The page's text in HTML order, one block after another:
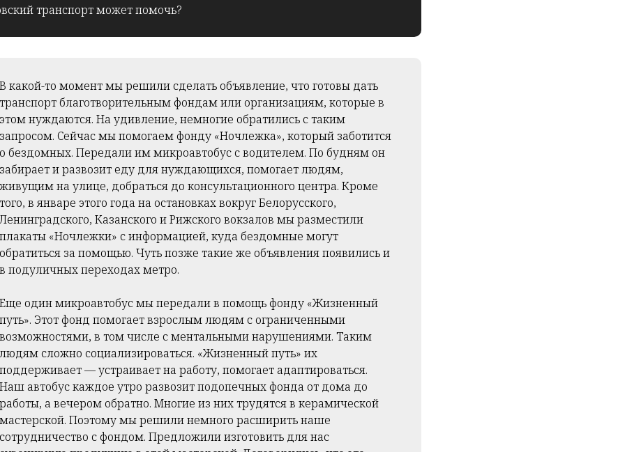
транспорт может помочь?
В какой-то момент мы решили сделать объявление, что готовы дать
транспорт благотворительным фондам или организациям, которые в
этом нуждаются. На удивление, немногие обратились с таким
запросом. Сейчас мы помогаем фонду «Ночлежка», который заботится
о бездомных. Передали им микроавтобус с водителем. По будням он
забирает и развозит еду для нуждающихся, помогает людям,
живущим на улице, добраться до консультационного центра. Кроме
того, в январе этого года на остановках вокруг Белорусского,
Ленинградского, Казанского и Рижского вокзалов мы разместили
плакаты «Ночлежки» с информацией, куда бездомные могут
обратиться за помощью. Чуть позже такие же объявления появились и
в подуличных переходах метро.
Еще один микроавтобус мы передали в помощь фонду «Жизненный
путь». Этот фонд помогает взрослым людям с ограниченными
возможностями, в том числе с ментальными нарушениями. Таким
людям сложно социализироваться. «Жизненный путь» их
поддерживает — устраивает на работу, помогает адаптироваться.
Наш автобус каждое утро развозит подопечных фонда от дома до
работы, а вечером обратно. Многие из них трудятся в керамической
мастерской. Поэтому мы решили немного расширить наше
сотрудничество с фондом. Предложили изготовить для нас